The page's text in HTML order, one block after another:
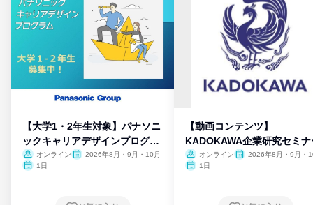
【大学1・2年生対象】パナソニ
ックキャリアデザインプログラ
ム
オンライン
2026年8月・9月・10月
1日
【動画コンテンツ】
KADOKAWA企業研究セミナ
オンライン
2026年8月・9月・
1日